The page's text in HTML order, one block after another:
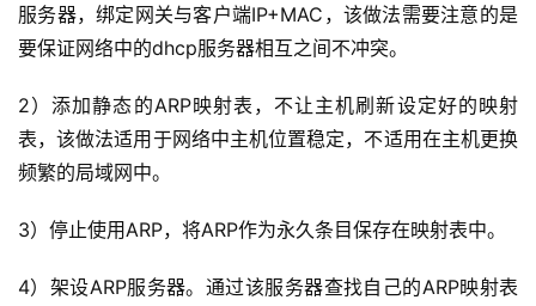
服务器，绑定网关与客户端IP+MAC，该做法需要注意的是
要保证网络中的dhcp服务器相互之间不冲突。
2）添加静态的ARP映射表，不让主机刷新设定好的映射
表，该做法适用于网络中主机位置稳定，不适用在主机更换
频繁的局域网中。
3）停止使用ARP，将ARP作为永久条目保存在映射表中。
4）架设ARP服务器。通过该服务器查找自己的ARP映射表